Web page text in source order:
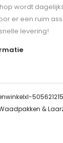
wordt
er een ruim
levering!
&